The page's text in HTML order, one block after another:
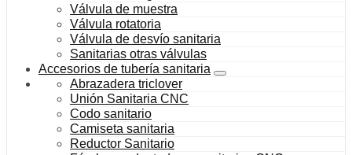
Válvula de muestra
Válvula rotatoria
Válvula de desvío sanitaria
Sanitarias otras válvulas
Accesorios de tubería sanitaria
Abrazadera triclover
Unión Sanitaria CNC
Codo sanitario
Camiseta sanitaria
Reductor Sanitario